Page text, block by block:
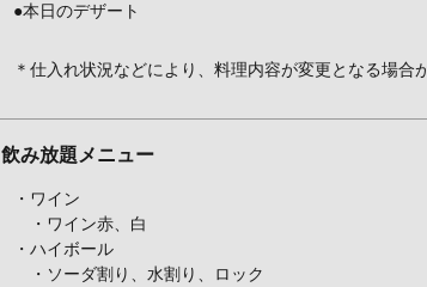
●本日のデザート
＊仕入れ状況などにより、料理内容が変更となる場合
飲み放題メニュー
・ワイン
・ワイン赤、白
・ハイボール
・ソーダ割り、水割り、ロック